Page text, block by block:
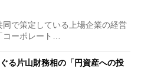
で策定している上場企業の経営
ーポレート…
る片山財務相の「円資産への投